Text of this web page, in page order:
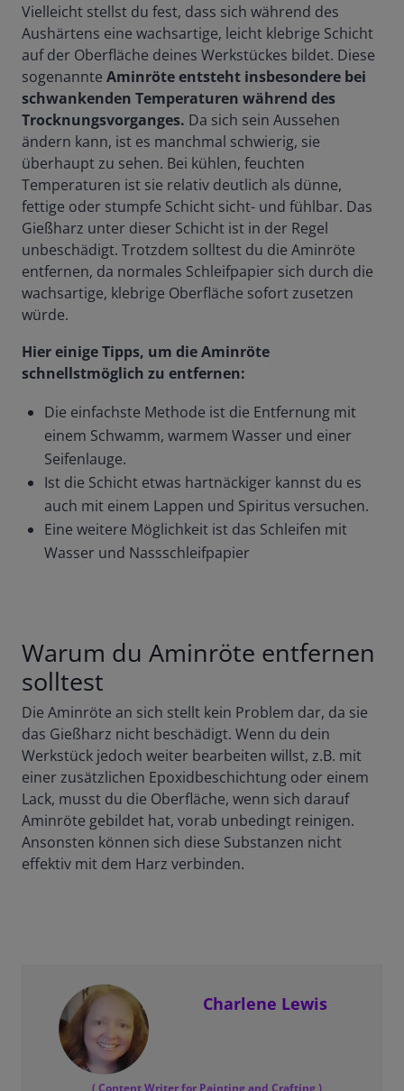
Vielleicht stellst du fest, dass sich während des
Aushärtens eine wachsartige, leicht klebrige Schicht
auf der Oberfläche deines Werkstückes bildet. Diese
sogenannte Aminröte entsteht insbesondere bei
schwankenden Temperaturen während des
Trocknungsvorganges. Da sich sein Aussehen
ändern kann, ist es manchmal schwierig, sie
überhaupt zu sehen. Bei kühlen, feuchten
Temperaturen ist sie relativ deutlich als dünne,
fettige oder stumpfe Schicht sicht- und fühlbar. Das
Gießharz unter dieser Schicht ist in der Regel
unbeschädigt. Trotzdem solltest du die Aminröte
entfernen, da normales Schleifpapier sich durch die
wachsartige, klebrige Oberfläche sofort zusetzen
würde.
Hier einige Tipps, um die Aminröte
schnellstmöglich zu entfernen:
Die einfachste Methode ist die Entfernung mit
einem Schwamm, warmem Wasser und einer
Seifenlauge.
Ist die Schicht etwas hartnäckiger kannst du es
auch mit einem Lappen und Spiritus versuchen.
Eine weitere Möglichkeit ist das Schleifen mit
Wasser und Nassschleifpapier
Warum du Aminröte entfernen
solltest
Die Aminröte an sich stellt kein Problem dar, da sie
das Gießharz nicht beschädigt. Wenn du dein
Werkstück jedoch weiter bearbeiten willst, z.B. mit
einer zusätzlichen Epoxidbeschichtung oder einem
Lack, musst du die Oberfläche, wenn sich darauf
Aminröte gebildet hat, vorab unbedingt reinigen.
Ansonsten können sich diese Substanzen nicht
effektiv mit dem Harz verbinden.
Charlene Lewis